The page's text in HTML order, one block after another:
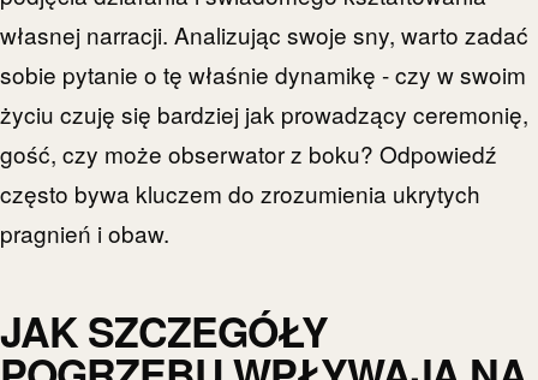
własnej narracji. Analizując swoje sny, warto zadać
sobie pytanie o tę właśnie dynamikę - czy w swoim
życiu czuję się bardziej jak prowadzący ceremonię,
gość, czy może obserwator z boku? Odpowiedź
często bywa kluczem do zrozumienia ukrytych
pragnień i obaw.
JAK SZCZEGÓŁY